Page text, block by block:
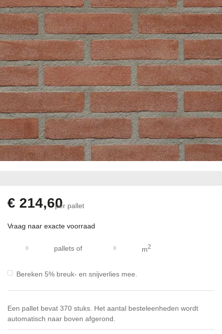
afbeeldingen-
gallerij
begin
van
afbeeldingen-
€ 214,60per pallet
Vraag naar exacte voorraad
pallets of m2
Bereken 5% breuk- en snijverlies mee.
Een pallet bevat 370 stuks. Het aantal besteleenheden wordt
automatisch naar boven afgerond.